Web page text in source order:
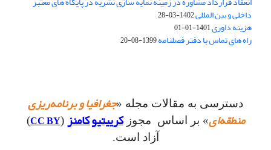
داخلی و بین المللی1402-03-28
هزینه داوری1401-01-01
راه های تماس با دفتر فصلنامه1399-08-20
دسترسی به مقالات مجله «جغرافیا و برنامه‌ریزی
منطقه‌ای» بر اساس مجوزکرییتیو کامنز (
CC BY
)
آزاد است.